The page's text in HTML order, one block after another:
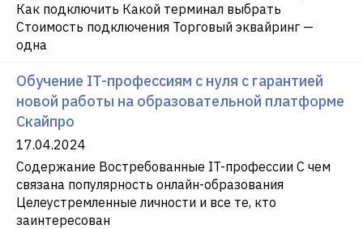
Как подключить Какой терминал выбрать
Стоимость подключения Торговый эквайринг —
одна
Обучение IT-профессиям с нуля с гарантией
новой работы на образовательной платформе
Скайпро
17.04.2024
Содержание Востребованные IT-профессии С чем
связана популярность онлайн-образования
Целеустремленные личности и все те, кто
заинтересован